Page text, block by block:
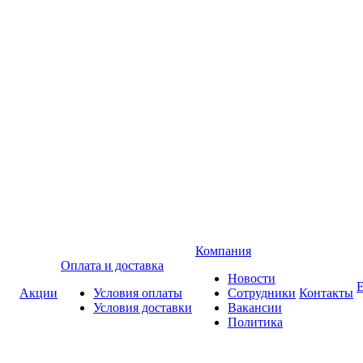
Акции
Оплата и доставка
Условия оплаты
Условия доставки
Компания
Новости
Сотрудники
Вакансии
Политика
Контакты